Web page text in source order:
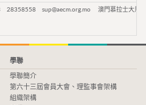
28358558 sup@aecm.org.mo 澳門慕拉士大馬
學聯
學聯簡介
第六十三屆會員大會、理監事會架構
組織架構